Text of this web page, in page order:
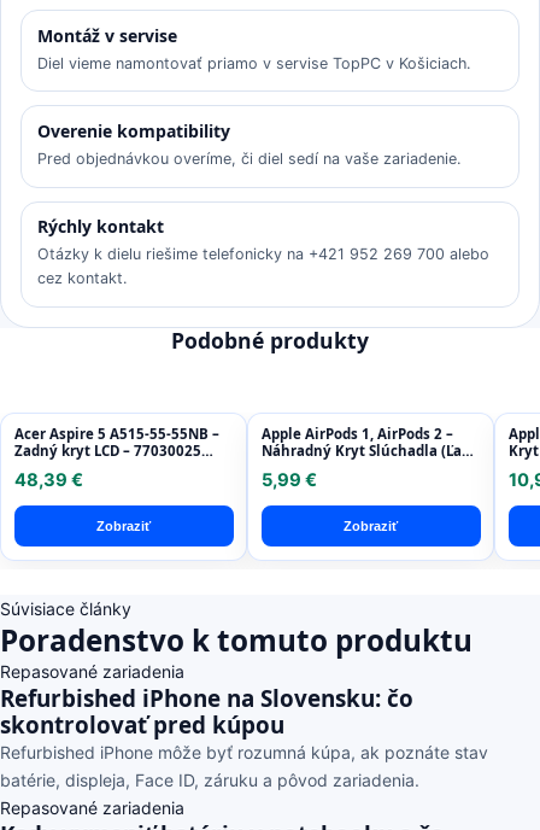
Montáž v servise
Diel vieme namontovať priamo v servise TopPC v Košiciach.
Overenie kompatibility
Pred objednávkou overíme, či diel sedí na vaše zariadenie.
Rýchly kontakt
Otázky k dielu riešime telefonicky na +421 952 269 700 alebo
cez kontakt.
Podobné produkty
Acer Aspire 5 A515-55-55NB –
Zadný kryt LCD – 77030025
48,39 €
Zobraziť
Apple AirPods 1, AirPods 2 –
Náhradný Kryt Slúchadla (Ľavý
5,99 €
Zobraziť
Súvisiace články
Poradenstvo k tomuto produktu
Repasované zariadenia
Refurbished iPhone na Slovensku: čo
skontrolovať pred kúpou
Refurbished iPhone môže byť rozumná kúpa, ak poznáte stav
batérie, displeja, Face ID, záruku a pôvod zariadenia.
Repasované zariadenia